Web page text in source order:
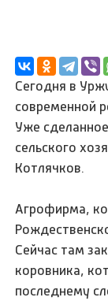
Сегодня в
современной
Уже
сельского
Котлячков.
Агрофирма,
Сейчас там
коровника,
последнему